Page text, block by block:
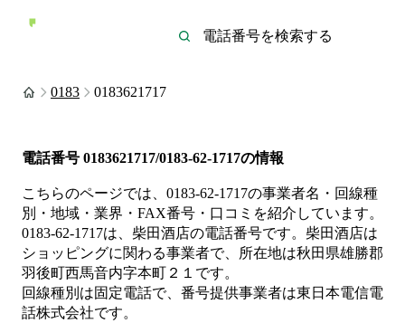
0183 0183621717
電話番号 0183621717/0183-62-1717の情報
こちらのページでは、 0183-62-1717の事業者名・回線種
別・地域・業界・FAX番号・口コミを紹介しています。
0183-62-1717は、 柴田酒店の電話番号です。 柴田酒店は
ショッピングに関わる事業者で、所在地は秋田県雄勝郡
羽後町西馬音内字本町２１ です。
回線種別は固定電話で、番号提供事業者は東日本電信電
話株式会社です。